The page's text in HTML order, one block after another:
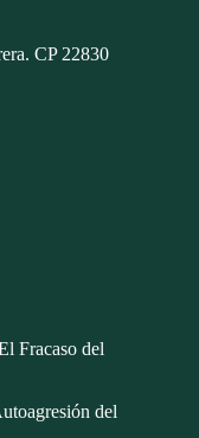
CP 22830
Fracaso del
del